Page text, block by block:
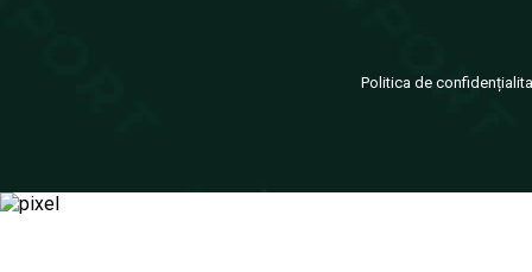
Politica de